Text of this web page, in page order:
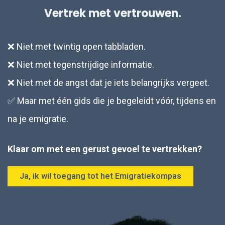
Vertrek met vertrouwen.
❌ Niet met twintig open tabbladen.
❌ Niet met tegenstrijdige informatie.
❌ Niet met de angst dat je iets belangrijks vergeet.
✅ Maar met één gids die je begeleidt vóór, tijdens en
na je emigratie.
Klaar om met een gerust gevoel te vertrekken?
Ja, ik wil toegang tot het Emigratiekompas